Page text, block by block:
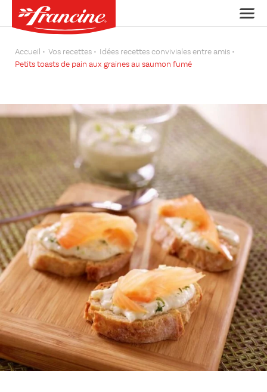
Accueil Vos recettes
Idées recettes conviviales entre amis
Petits toasts de pain aux graines au saumon fumé